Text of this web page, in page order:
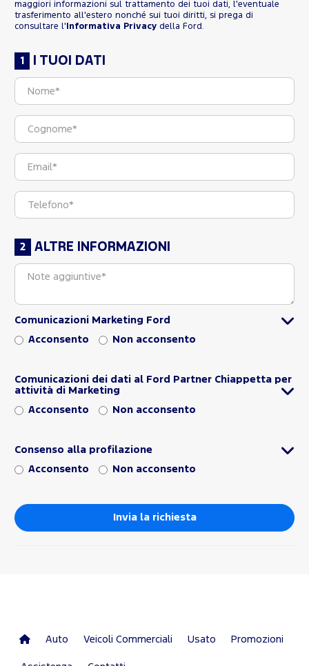
maggiori informazioni sul trattamento dei tuoi dati, l'eventuale
trasferimento all'estero nonché sui tuoi diritti, si prega di
consultare l' Informativa Privacy della Ford.
I TUOI DATI
ALTRE INFORMAZIONI
Comunicazioni Marketing Ford
Acconsento Non acconsento
Comunicazioni dei dati al Ford Partner Chiappetta per
attività di Marketing
Acconsento Non acconsento
Consenso alla profilazione
Acconsento Non acconsento
Auto Veicoli Commerciali Usato Promozioni